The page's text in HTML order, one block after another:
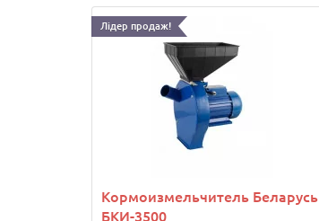
Лідер продаж!
Кормоизмельчитель Беларусь
БКИ-3500